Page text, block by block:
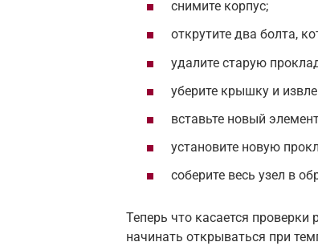
снимите корпус;
открутите два болта,
удалите старую
уберите крышку и
вставьте новый
установите новую
соберите весь узел в
Теперь что касается
начинать открываться при